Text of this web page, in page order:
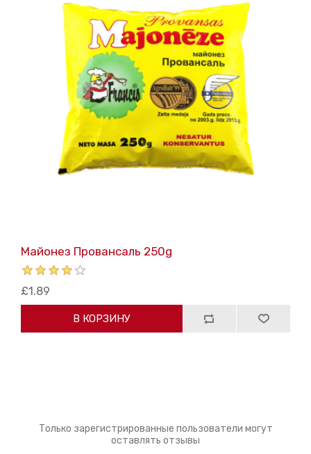
Майонез Провансаль 250g
£1.89
В КОРЗИНУ
Только зарегистрированные пользователи могут
оставлять отзывы